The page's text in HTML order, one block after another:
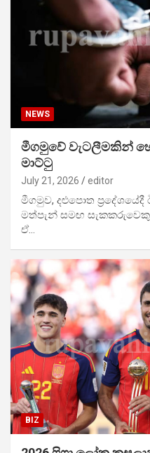
NEWS
මීගමුවේ වැටලීමකින්
මාට්ටු
July 21, 2026 editor
මීගමුව, දළුපොත
මත්පැන් සමඟ සැකකරුවෙකු
ඒ…
BIZ